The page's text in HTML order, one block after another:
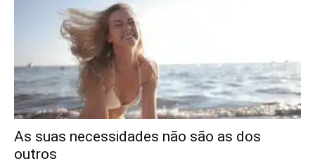
As suas necessidades não são as dos
outros